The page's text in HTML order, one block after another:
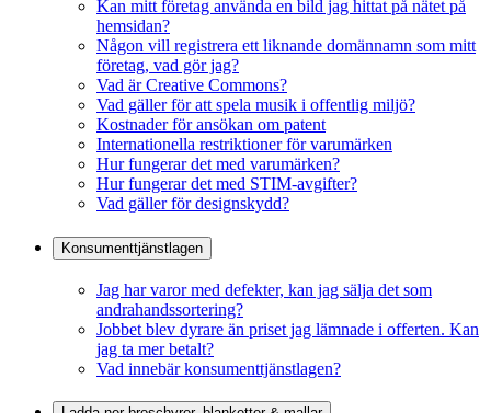
Kan mitt företag använda en bild jag hittat på nätet på
hemsidan?
Någon vill registrera ett liknande domännamn som mitt
företag, vad gör jag?
Vad är Creative Commons?
Vad gäller för att spela musik i offentlig miljö?
Kostnader för ansökan om patent
Internationella restriktioner för varumärken
Hur fungerar det med varumärken?
Hur fungerar det med STIM-avgifter?
Vad gäller för designskydd?
Konsumenttjänstlagen
Jag har varor med defekter, kan jag sälja det som
andrahandssortering?
Jobbet blev dyrare än priset jag lämnade i offerten. Kan
jag ta mer betalt?
Vad innebär konsumenttjänstlagen?